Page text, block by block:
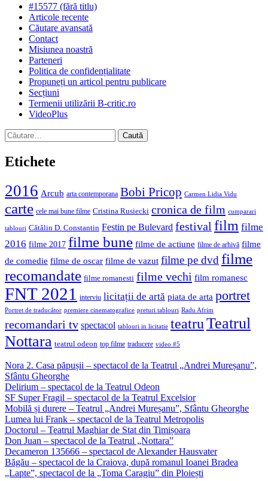
#15577 (fără titlu)
Articole recente
Căutare avansată
Contact
Misiunea noastră
Parteneri
Politica de confidențialitate
Propuneți un articol pentru publicare
Secțiuni
Termenii utilizării B-critic.ro
VideoPlus
Caută
după:
Etichete
2016 Arcub arta contemporana Bobi Pricop Carmen Lidia Vidu
carte cele mai bune filme Cristina Rusiecki cronica de film cumparari
tablouri Cătălin D. Constantin Festin pe Bulevard festival film filme
2016 filme 2017 filme bune filme de actiune filme de arhivă filme
de comedie filme de oscar filme de vazut filme pe dvd filme
recomandate filme romanesti filme vechi film romanesc
FNT 2021 interviu licitații de artă piata de arta portret
Portret de traducător premiere cinematografice preturi tablouri Radu Afrim
recomandari tv spectacol tablouri in licitatie teatruTeatrul
Nottara teatrul odeon top filme traducere video #5
Nora 2. Casa păpușii – spectacol de la Teatrul „Andrei Mureșanu”,
Sfântu Gheorghe
Delirium – spectacol de la Teatrul Odeon
SF Super Fragil – spectacol de la Teatrul Excelsior
Mobilă și durere – Teatrul „Andrei Mureșanu”, Sfântu Gheorghe
Lumea lui Frank – spectacol de la Teatrul Metropolis
Doctorul – Teatrul Maghiar de Stat din Timișoara
Don Juan – spectacol de la Teatrul „Nottara”
Decameron 135666 – spectacol de Alexander Hausvater
Băgău – spectacol de la Craiova, după romanul Ioanei Bradea
„Lapte”, spectacol de la „Toma Caragiu” din Ploiești